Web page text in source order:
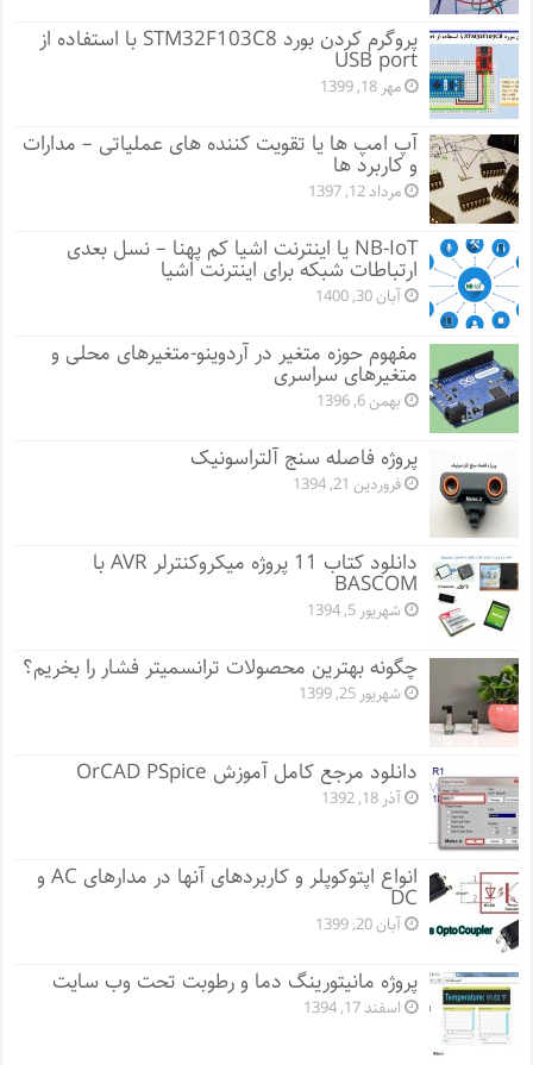
پروگرم کردن بورد STM32F103C8 با استفاده از
USB port
مهر 18, 1399
آپ امپ ها یا تقویت کننده های عملیاتی – مدارات
و کاربرد ها
مرداد 12, 1397
NB-IoT یا اینترنت اشیا کم پهنا – نسل بعدی
ارتباطات شبکه برای اینترنت اشیا
آبان 30, 1400
مفهوم حوزه متغیر در آردوینو-متغیرهای محلی و
متغیرهای سراسری
بهمن 6, 1396
پروژه فاصله سنج آلتراسونیک
فروردین 21, 1394
دانلود کتاب 11 پروژه میکروکنترلر AVR با
BASCOM
شهریور 5, 1394
چگونه بهترین محصولات ترانسمیتر فشار را بخریم؟
شهریور 25, 1399
دانلود مرجع کامل آموزش OrCAD PSpice
آذر 18, 1392
انواع اپتوکوپلر و کاربردهای آنها در مدارهای AC و
DC
آبان 20, 1399
پروژه مانيتورينگ دما و رطوبت تحت وب سایت
اسفند 17, 1394